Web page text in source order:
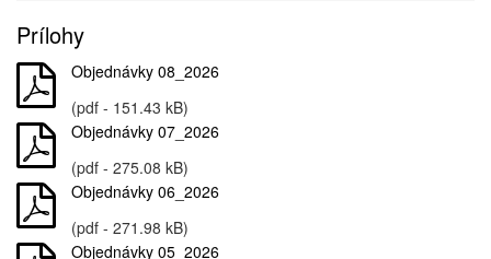
Prílohy
Objednávky 08_2026
(pdf - 151.43 kB)
Objednávky 07_2026
(pdf - 275.08 kB)
Objednávky 06_2026
(pdf - 271.98 kB)
Objednávky 05_2026